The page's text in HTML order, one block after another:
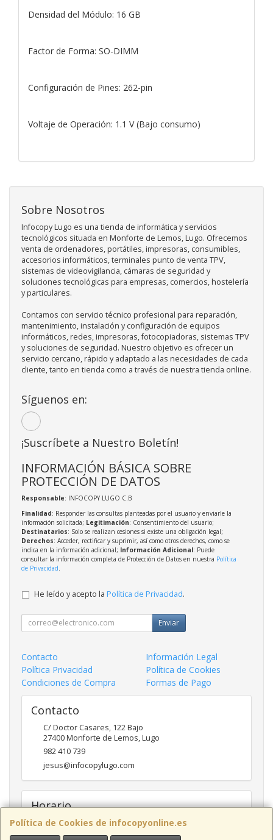
Densidad del Módulo: 16 GB
Factor de Forma: SO-DIMM
Configuración de Pines: 262-pin
Voltaje de Operación: 1.1 V (Bajo consumo)
Política de Cookies de infocopyonline.es
Sobre Nosotros
Infocopy Lugo es una tienda de informática y servicios
tecnológicos situada en Monforte de Lemos, Lugo. Ofrecemos
venta de ordenadores, portátiles, impresoras, consumibles,
accesorios informáticos, terminales punto de venta TPV,
sistemas de videovigilancia, cámaras de seguridad y
soluciones tecnológicas para empresas, comercios, hostelería
y particulares.
Contamos con servicio técnico profesional para reparación,
mantenimiento, instalación y configuración de equipos
informáticos, redes, impresoras, fotocopiadoras, sistemas TPV
y soluciones de seguridad. Nuestro objetivo es ofrecer un
servicio cercano, rápido y adaptado a las necesidades de cada
cliente, tanto en tienda como a través de nuestra tienda online.
Síguenos en:
¡Suscríbete a Nuestro Boletín!
INFORMACIÓN BÁSICA SOBRE
PROTECCIÓN DE DATOS
Responsable: INFOCOPY LUGO C.B
Finalidad: Responder las consultas planteadas por el usuario y enviarle la
información solicitada; Legitimación: Consentimiento del usuario;
Destinatarios: Solo se realizan cesiones si existe una obligación legal;
Derechos: Acceder, rectificar y suprimir, así como otros derechos, como se
indica en la información adicional; Información Adicional: Puede
consultar la información completa de Protección de Datos en nuestra Política
de Privacidad
He leído y acepto la Política de Privacidad.
Enviar
Contacto
Información Legal
Política Privacidad
Política de Cookies
Condiciones de Compra
Formas de Pago
Contacto
C/ Doctor Casares, 122 Bajo
27400Monforte de Lemos,Lugo
982 410 739
jesus@infocopylugo.com
Horario
10:00 - 13:30 16:30 - 20:00